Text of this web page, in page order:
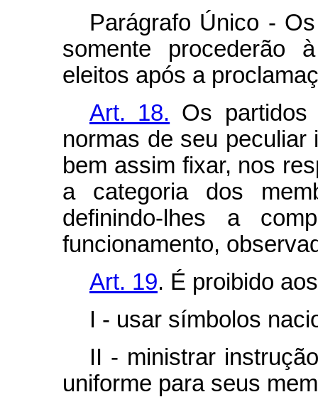
Parágrafo Único -
somente procederão
eleitos após a
Art. 18. Os partidos
normas de seu peculiar
bem assim fixar, nos
a categoria dos
definindo-lhes a
funcionamento,
Art. 19. É proibido
I - usar símbolos
II - ministrar
uniforme para seus